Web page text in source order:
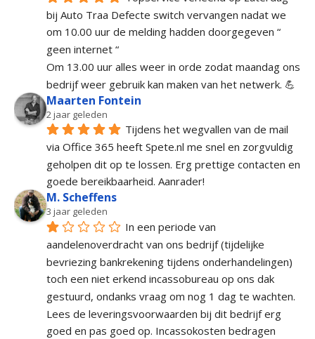
bij Auto Traa Defecte switch vervangen nadat we
om 10.00 uur de melding hadden doorgegeven “
geen internet “
Om 13.00 uur alles weer in orde zodat maandag ons
bedrijf weer gebruik kan maken van het netwerk. 💪
Maarten Fontein
2 jaar geleden
Tijdens het wegvallen van de mail
via Office 365 heeft Spete.nl me snel en zorgvuldig
geholpen dit op te lossen. Erg prettige contacten en
goede bereikbaarheid. Aanrader!
M. Scheffens
3 jaar geleden
In een periode van
aandelenoverdracht van ons bedrijf (tijdelijke
bevriezing bankrekening tijdens onderhandelingen)
toch een niet erkend incassobureau op ons dak
gestuurd, ondanks vraag om nog 1 dag te wachten.
Lees de leveringsvoorwaarden bij dit bedrijf erg
goed en pas goed op. Incassokosten bedragen